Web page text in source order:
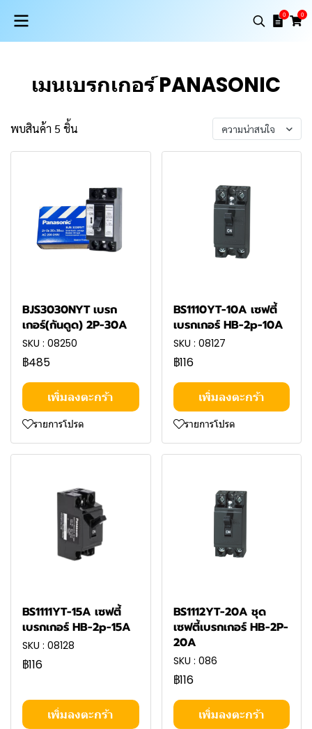
0 0
เมนเบรกเกอร์ PANASONIC
พบสินค้า 5 ชิ้น ความน่าสนใจ
BJS3030NYT เบรก
เกอร์(กันดูด) 2P-30A
SKU : 08250
฿485
เพิ่มลงตะกร้า
รายการโปรด
BS1110YT-10A เซฟตี้
เบรกเกอร์ HB-2p-10A
SKU : 08127
฿116
เพิ่มลงตะกร้า
รายการโปรด
BS1111YT-15A เซฟตี้
เบรกเกอร์ HB-2p-15A
SKU : 08128
฿116
เพิ่มลงตะกร้า
BS1112YT-20A ชุด
เซฟตี้เบรกเกอร์ HB-2P-
20A
SKU : 086
฿116
เพิ่มลงตะกร้า